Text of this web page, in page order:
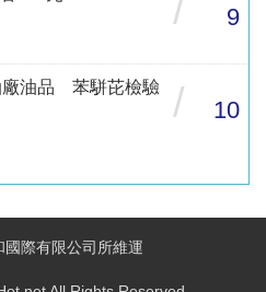
/ 9
廠油品 苯駢芘檢驗
/ 10
際有限公司所維運